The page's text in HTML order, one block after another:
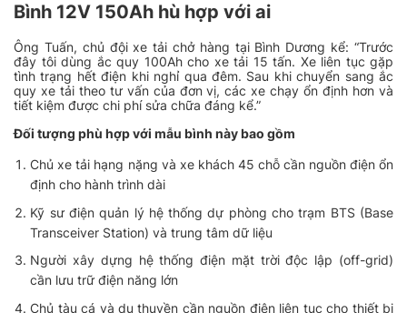
Bình 12V 150Ah hù hợp với ai
Ông Tuấn, chủ đội xe tải chở hàng tại Bình Dương kể: “Trước
đây tôi dùng ắc quy 100Ah cho xe tải 15 tấn. Xe liên tục gặp
tình trạng hết điện khi nghỉ qua đêm. Sau khi chuyển sang ắc
quy xe tải theo tư vấn của đơn vị, các xe chạy ổn định hơn và
tiết kiệm được chi phí sửa chữa đáng kể.”
Đối tượng phù hợp với mẫu bình này bao gồm
Chủ xe tải hạng nặng và xe khách 45 chỗ cần nguồn điện ổn
định cho hành trình dài
Kỹ sư điện quản lý hệ thống dự phòng cho trạm BTS (Base
Transceiver Station) và trung tâm dữ liệu
Người xây dựng hệ thống điện mặt trời độc lập (off-grid)
cần lưu trữ điện năng lớn
Chủ tàu cá và du thuyền cần nguồn điện liên tục cho thiết bị